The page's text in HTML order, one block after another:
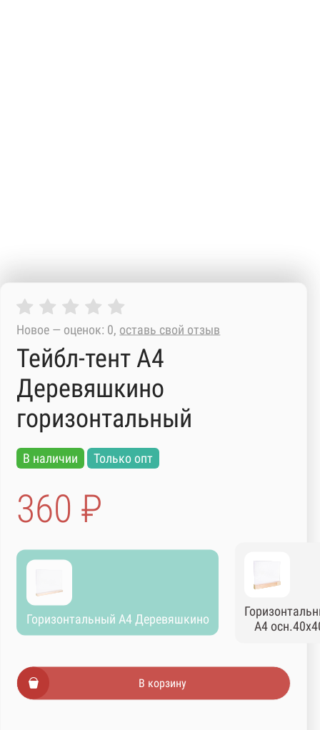
Новое — оценок: 0, оставь свой отзыв
Тейбл-тент А4
Деревяшкино
горизонтальный
В наличии Только опт
360 ₽
Горизонтальный А4 Деревяшкино
А4
В корзину